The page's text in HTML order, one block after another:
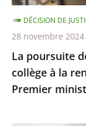
collège
à
la
rentrée
2025
nécessite
décret
La poursuite
collège à la
Premier
DÉCISION DE
28 novembre 2024